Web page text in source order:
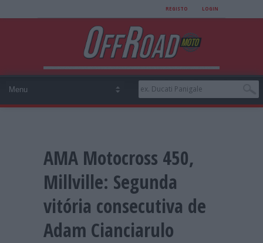
REGISTO LOGIN
AMA Motocross 450,
Millville: Segunda
vitória consecutiva de
Adam Cianciarulo